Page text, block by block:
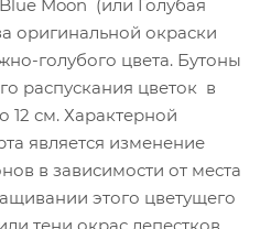
Moon (или Голубая
оригинальной окраски
голубого цвета. Бутоны
распускания цветок в
12 см. Характерной
является изменение
в зависимости от места
этого цветущего
тени окрас лепестков